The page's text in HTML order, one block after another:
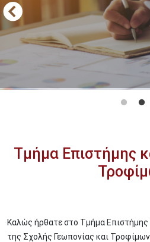
Τμήμα Επιστήμης
Καλώς ήρθατε στο Τμήμα
της Σχολής Γεωπονίας και